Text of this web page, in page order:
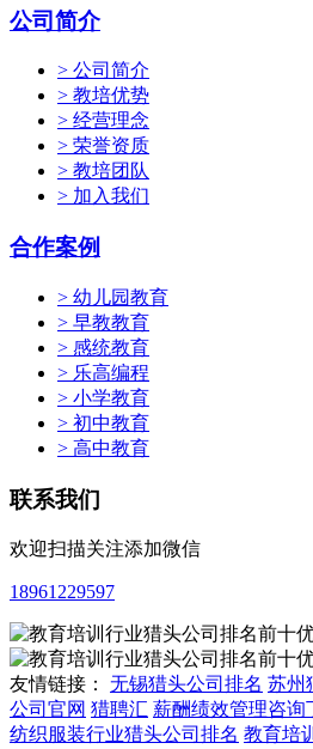
公司简介
> 公司简介
> 教培优势
> 经营理念
> 荣誉资质
> 教培团队
> 加入我们
合作案例
> 幼儿园教育
> 早教教育
> 感统教育
> 乐高编程
> 小学教育
> 初中教育
> 高中教育
联系我们
欢迎扫描关注添加微信
18961229597
友情链接： 无锡猎头公司排名 苏州
公司官网 猎聘汇 薪酬绩效管理咨询
纺织服装行业猎头公司排名 教育培